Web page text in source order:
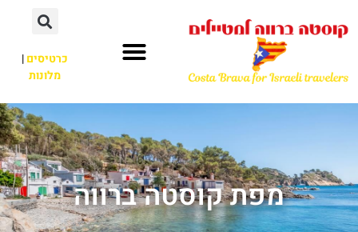
כרטיסים|
מלונות
מפת קוסטה ברווה